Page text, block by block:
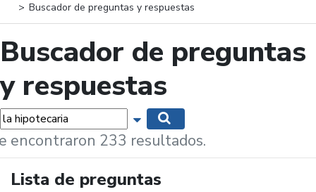
Buscador de preguntas y respuestas
Buscador de preguntas
y respuestas
Mostrar opciones de búsqueda
encontraron 233 resultados.
Lista de preguntas